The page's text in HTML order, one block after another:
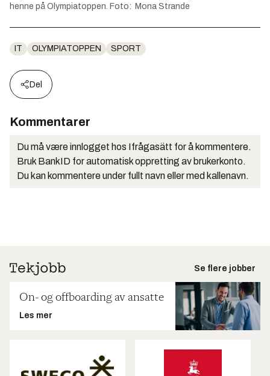
henne på Olympiatoppen. Foto: Mona Strande
IT OLYMPIATOPPEN SPORT
Del
Kommentarer
Du må være innlogget hos Ifrågasätt for å kommentere.
Bruk BankID for automatisk oppretting av brukerkonto.
Du kan kommentere under fullt navn eller med kallenavn.
Se flere jobber
On- og offboarding av ansatte
Les mer